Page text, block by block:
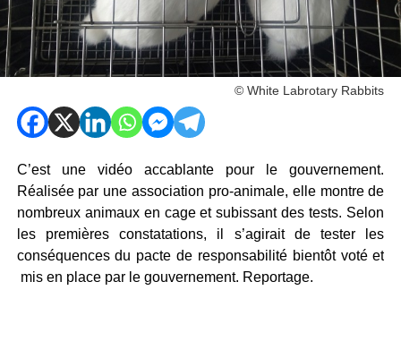
© White Labrotary Rabbits
C’est une vidéo accablante pour le gouvernement.
Réalisée par une association pro-animale, elle montre de
nombreux animaux en cage et subissant des tests. Selon
les premières constatations, il s’agirait de tester les
conséquences du pacte de responsabilité bientôt voté et
mis en place par le gouvernement. Reportage.